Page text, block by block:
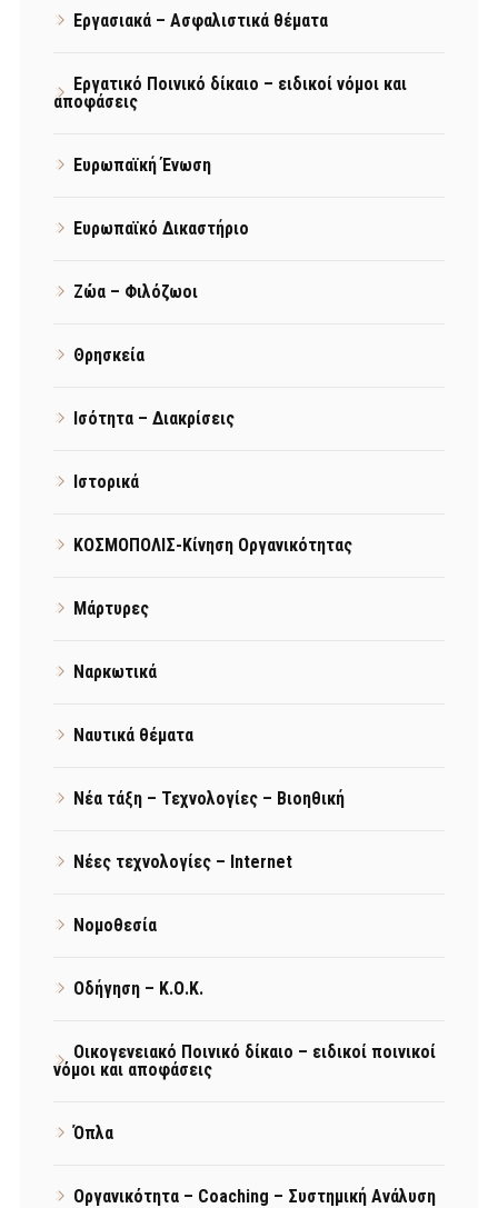
Εργασιακά – Ασφαλιστικά θέματα
Εργατικό Ποινικό δίκαιο – ειδικοί νόμοι και
αποφάσεις
Ευρωπαϊκή Ένωση
Ευρωπαϊκό Δικαστήριο
Ζώα – Φιλόζωοι
Θρησκεία
Ισότητα – Διακρίσεις
Ιστορικά
ΚΟΣΜΟΠΟΛΙΣ-Κίνηση Οργανικότητας
Μάρτυρες
Ναρκωτικά
Ναυτικά θέματα
Νέα τάξη – Τεχνολογίες – Βιοηθική
Νέες τεχνολογίες – Internet
Νομοθεσία
Οδήγηση – Κ.Ο.Κ.
Οικογενειακό Ποινικό δίκαιο – ειδικοί ποινικοί
νόμοι και αποφάσεις
Όπλα
Οργανικότητα – Coaching – Συστημική Ανάλυση